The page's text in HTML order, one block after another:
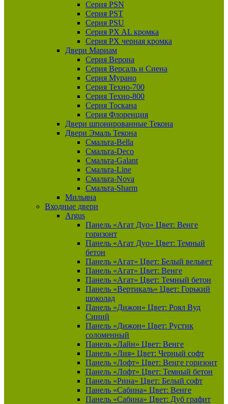
Серия PSN
Серия PST
Серия PSU
Серия PX AL кромка
Серия PX черная кромка
Двери Мариам
Серия Верона
Серия Версаль и Сиена
Серия Мурано
Серия Техно-700
Серия Техно-800
Серия Тоскана
Серия Флоренция
Двери шпонированные Текона
Двери Эмаль Текона
Смальта-Bella
Смальта-Deco
Смальта-Galant
Смальта-Line
Смальта-Nova
Смальта-Sharm
Мильяна
Входные двери
Argus
Панель «Агат Дуо» Цвет: Венге
горизонт
Панель «Агат Дуо» Цвет: Темный
бетон
Панель «Агат» Цвет: Белый вельвет
Панель «Агат» Цвет: Венге
Панель «Агат» Цвет: Темный бетон
Панель «Вертикаль» Цвет: Горький
шоколад
Панель «Дижон» Цвет: Роял Вуд
Синий
Панель «Дижон» Цвет: Рустик
соломенный
Панель «Лайн» Цвет: Венге
Панель «Лия» Цвет: Черный софт
Панель «Лофт» Цвет: Венге горизонт
Панель «Лофт» Цвет: Темный бетон
Панель «Рина» Цвет: Белый софт
Панель «Сабина» Цвет: Венге
Панель «Сабина» Цвет: Дуб графит